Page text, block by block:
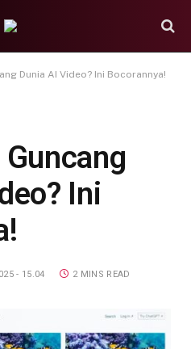
Dunia AI Video? Ini Bocorannya!
Ini
- 15.04 2 MINS READ